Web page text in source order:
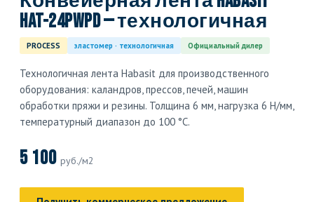
HAT-24PWPD — технологичная
PROCESS эластомер · технологичная Официальный дилер
Технологичная лента Habasit для производственного
оборудования: каландров, прессов, печей, машин
обработки пряжи и резины. Толщина 6 мм, нагрузка 6 Н/мм,
температурный диапазон до 100 °C.
5 100 руб./м2